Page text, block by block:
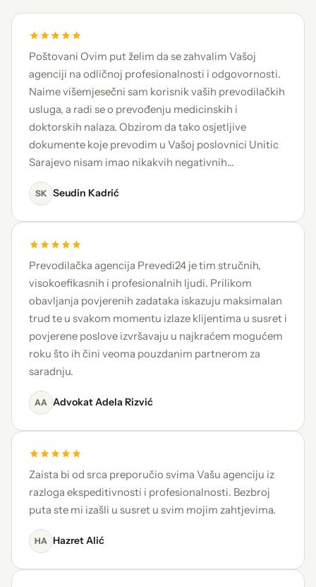
Poštovani Ovim put želim da se zahvalim Vašoj
agenciji na odličnoj profesionalnosti i odgovornosti.
Naime višemjesečni sam korisnik vaših prevodilačkih
usluga, a radi se o prevođenju medicinskih i
doktorskih nalaza. Obzirom da tako osjetljive
dokumente koje prevodim u Vašoj poslovnici Unitic
Sarajevo nisam imao nikakvih negativnih…
SK Seudin Kadrić
Prevodilačka agencija Prevedi24 je tim stručnih,
visokoefikasnih i profesionalnih ljudi. Prilikom
obavljanja povjerenih zadataka iskazuju maksimalan
trud te u svakom momentu izlaze klijentima u susret i
povjerene poslove izvršavaju u najkraćem mogućem
roku što ih čini veoma pouzdanim partnerom za
saradnju.
AA Advokat Adela Rizvić
Zaista bi od srca preporučio svima Vašu agenciju iz
razloga ekspeditivnosti i profesionalnosti. Bezbroj
puta ste mi izašli u susret u svim mojim zahtjevima.
HA Hazret Alić